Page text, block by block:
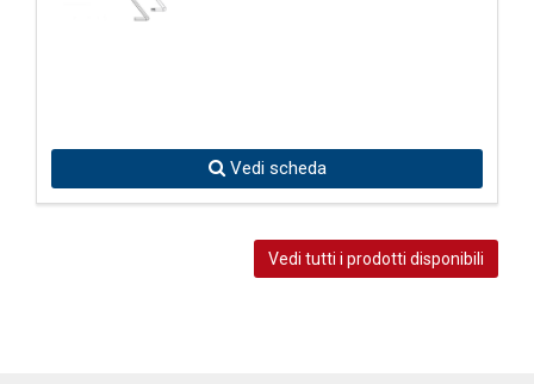
Vedi scheda
Vedi tutti i prodotti disponibili